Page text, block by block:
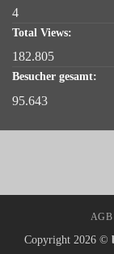
4
Total Views:
182.805
Besucher gesamt:
95.643
AGB
Copyright 2026 ©